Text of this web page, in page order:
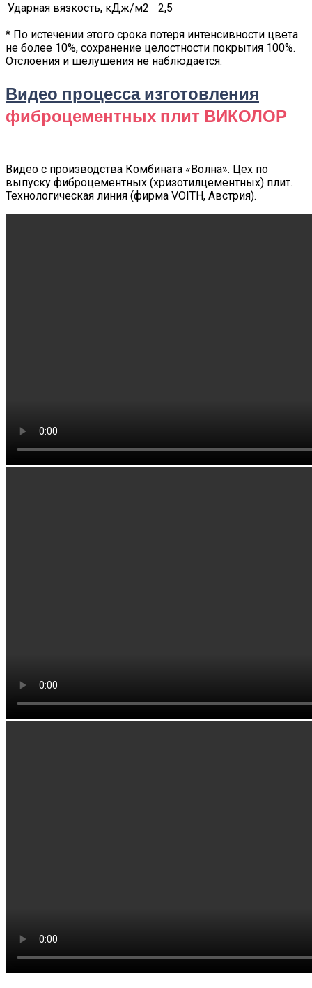
Ударная вязкость, кДж/м2
2,5
* По истечении этого срока потеря интенсивности цвета
не более 10%, сохранение целостности покрытия 100%.
Отслоения и шелушения не наблюдается.
Видео процесса изготовления
фиброцементных плит ВИКОЛОР
Видео с производства Комбината «Волна». Цех по
выпуску фиброцементных (хризотилцементных) плит.
Технологическая линия (фирма VOITH, Австрия).